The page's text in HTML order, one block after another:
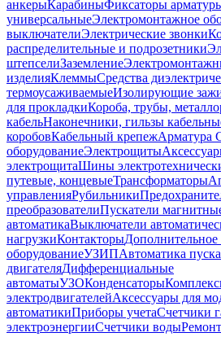
анкерыКарабиныФиксаторы
универсальныеЭлектромонтажное
выключателиЭлектрические звонки
распределительные и подрозетники
штепселиЗаземление
изделияКлеммыСредства
термоусаживаемыеИзолирующие
для прокладкиКороба, трубы,
кабельНаконечники, гильзы
коробовКабельный крепежАрматура
оборудованиеЭлектрощиты
электрощитаШины
путевые, концевыеТрансформаторы
управленияРубильники
преобразователиПускатели
автоматикаВыключатели
нагрузкиКонтакторыДополнительное
оборудованиеУЗИПАвтоматика пуска
двигателяДифференциальные
автоматыУЗОКонденсаторы
электродвигателейАксессуары для
автоматикиПриборы учетаСчетчики
электроэнергииСчетчики воды